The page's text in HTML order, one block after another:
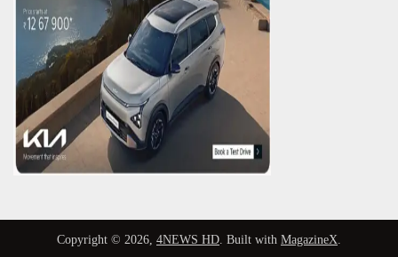
Copyright © 2026, 4NEWS HD . Built with MagazineX